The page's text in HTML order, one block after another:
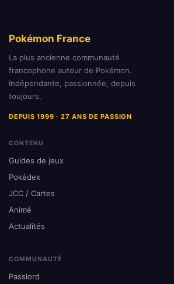
Pokémon France
La plus ancienne communauté
francophone autour de Pokémon.
Indépendante, passionnée, depuis
toujours.
DEPUIS 1999 · 27 ANS DE PASSION
CONTENU
Guides de jeux
Pokédex
JCC / Cartes
Animé
Actualités
COMMUNAUTÉ
Passlord